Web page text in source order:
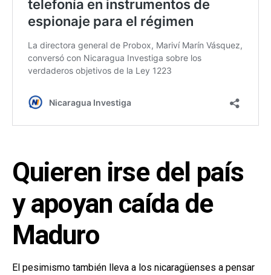
Quieren irse del país
y apoyan caída de
Maduro
El pesimismo también lleva a los nicaragüenses a pensar